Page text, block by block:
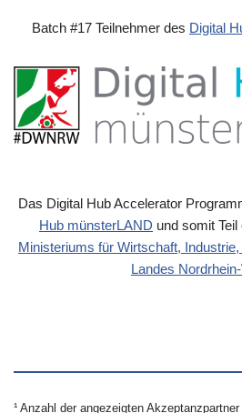
Batch #17 Teilnehmer des Digital
Das Digital Hub Accelerator
Hub münsterLAND und somit
Ministeriums für Wirtschaft,
Landes
¹ Anzahl der angezeigten